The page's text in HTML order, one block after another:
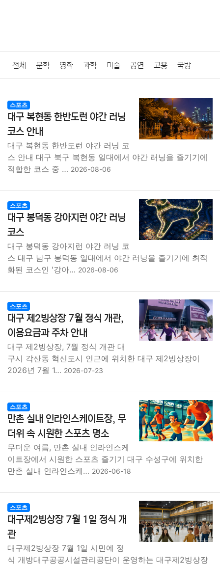
전체 문학 영화 과학 미술 공연 고용 국방
질병 가요 방송 일상 주식 암호화폐 블록체인
결혼 육아 반려동물 패션 미용
요리 상품리뷰 원예 금융
대출 IT 컴퓨터 기술
종교 의학 경제 마케팅
부동산 외국어 교육 교통 생활 기타
스포츠
대구 복현동 한반도런 야간 러닝
코스 안내
대구 복현동 한반도런 야간 러닝 코
스 안내 대구 북구 복현동 일대에서 야간 러닝을 즐기기에
적합한 코스 중 … 2026-08-06
스포츠
대구 봉덕동 강아지런 야간 러닝
코스
대구 봉덕동 강아지런 야간 러닝 코
스 대구 남구 봉덕동 일대에서 야간 러닝을 즐기기에 최적
화된 코스인 '강아… 2026-08-06
스포츠
대구 제2빙상장 7월 정식 개관,
이용요금과 주차 안내
대구 제2빙상장, 7월 정식 개관 대
구시 각산동 혁신도시 인근에 위치한 대구 제2빙상장이
2026년 7월 1… 2026-07-23
스포츠
만촌 실내 인라인스케이트장, 무
더위 속 시원한 스포츠 명소
무더운 여름, 만촌 실내 인라인스케
이트장에서 시원한 스포츠 즐기기 대구 수성구에 위치한
만촌 실내 인라인스케… 2026-06-18
스포츠
대구제2빙상장 7월 1일 정식 개
관
대구제2빙상장 7월 1일 시민에 정
식 개방대구공공시설관리공단이 운영하는 대구제2빙상장